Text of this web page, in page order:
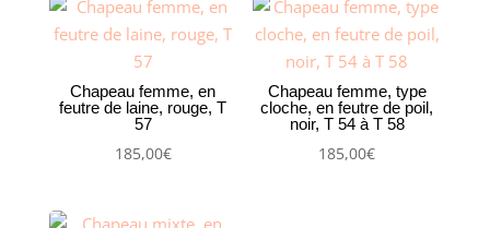
Chapeau femme, en
feutre de laine, rouge, T
57
185,00€
Chapeau femme, type
cloche, en feutre de poil,
noir, T 54 à T 58
185,00€